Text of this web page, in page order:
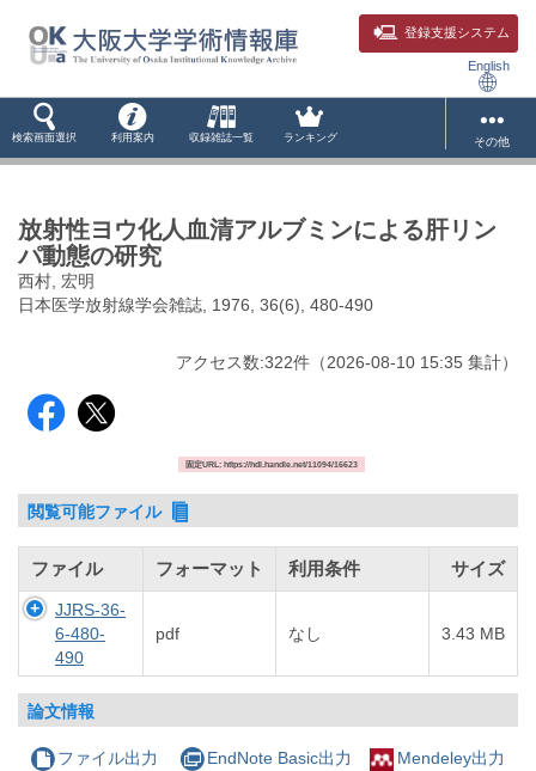
登録支援システム
English
検索画面選択 利用案内 収録雑誌一覧 ランキング その他
放射性ヨウ化人血清アルブミンによる肝リン
パ動態の研究
西村, 宏明
日本医学放射線学会雑誌, 1976, 36(6), 480-490
アクセス数:322件 （2026-08-10 15:35 集計）
固定URL: https://hdl.handle.net/11094/16623
閲覧可能ファイル
ファイル フォーマット 利用条件 サイズ
JJRS-36-
6-480-
490
pdf なし 3.43 MB
論文情報
ファイル出力 EndNote Basic出力 Mendeley出力